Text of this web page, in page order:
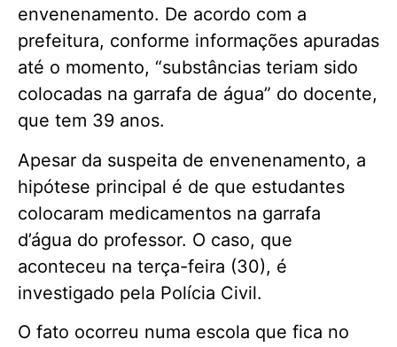
envenenamento. De acordo com a
prefeitura, conforme informações apuradas
até o momento, “substâncias teriam sido
colocadas na garrafa de água” do docente,
que tem 39 anos.
Apesar da suspeita de envenenamento, a
hipótese principal é de que estudantes
colocaram medicamentos na garrafa
d’água do professor. O caso, que
aconteceu na terça-feira (30), é
investigado pela Polícia Civil.
O fato ocorreu numa escola que fica no